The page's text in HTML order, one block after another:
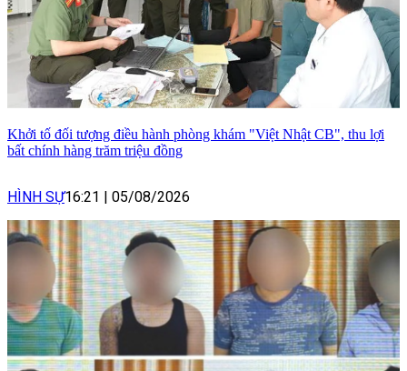
Khởi tố đối tượng điều hành phòng khám "Việt Nhật CB", thu lợi
bất chính hàng trăm triệu đồng
HÌNH SỰ16:21 05/08/2026